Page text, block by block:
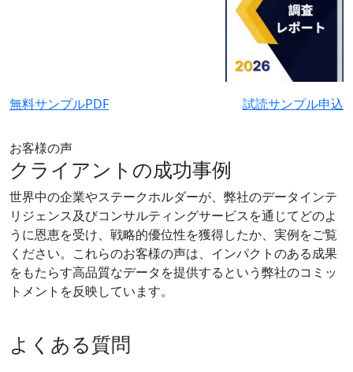
無料サンプルPDF 試読サンプル申込
お客様の声
クライアントの成功事例
世界中の企業やステークホルダーが、弊社のデータインテ
リジェンス及びコンサルティングサービスを通じてどのよ
うに恩恵を受け、戦略的優位性を獲得したか、実例をご覧
ください。これらのお客様の声は、インパクトのある成果
をもたらす高品質なデータを提供するという弊社のコミッ
トメントを反映しています。
よくある質問